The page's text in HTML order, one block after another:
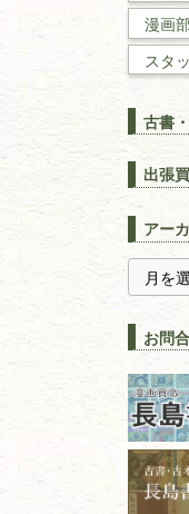
漫画
スタ
古書
りOK
宅配
長島
ス
【持
に古
上手
古本
因！
るコ
古本
ない
ーニ
ISBN
番号
出張
東
千
静
山
長
石
福
青
アー
お問
古本買
〒101-
東京都